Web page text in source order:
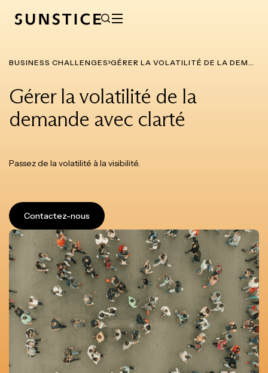
BUSINESS CHALLENGES GÉRER LA VOLATILITÉ DE LA DEMANDE AVEC CLARTÉ
Gérer la volatilité de la
demande avec clarté
Passez de la volatilité à la visibilité.
Contactez-nous